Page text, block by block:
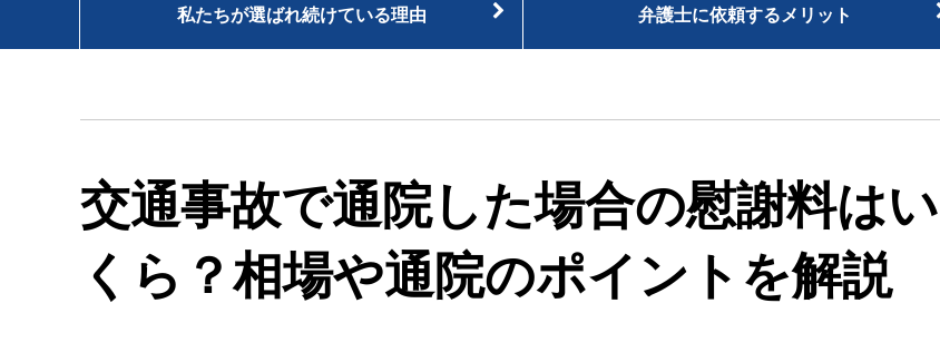
私たちが選ばれ続けている理由 弁護士に依頼するメリット
交通事故で通院した場合の慰謝料はい
くら？相場や通院のポイントを解説